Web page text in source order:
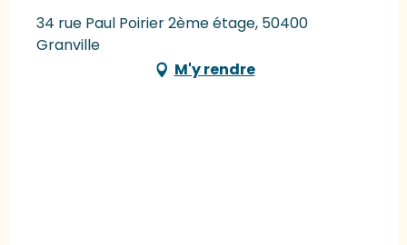
34 rue Paul Poirier 2ème étage, 50400
Granville
M'y rendre